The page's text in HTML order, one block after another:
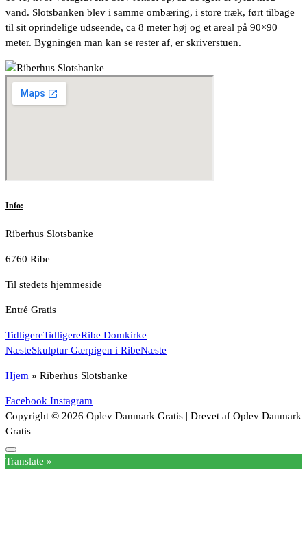
vand. Slotsbanken blev i samme ombæring, i store træk, ført tilbage
til sit oprindelige udseende, ca 8 meter høj og et areal på 90×90
meter. Bygningen man kan se rester af, er skriverstuen.
Info:
Riberhus Slotsbanke
6760 Ribe
Til stedets hjemmeside
Entré Gratis
TidligereTidligereRibe Domkirke
NæsteSkulptur Gærpigen i RibeNæste
Hjem » Riberhus Slotsbanke
Facebook Instagram
Copyright © 2026 Oplev Danmark Gratis | Drevet af Oplev Danmark
Gratis
Translate »